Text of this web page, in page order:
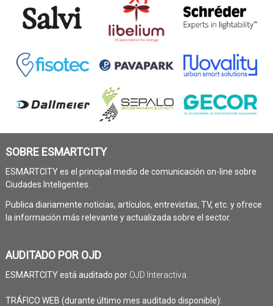
SOBRE ESMARTCITY
ESMARTCITY es el principal medio de comunicación on-line sobre
Ciudades Inteligentes.
Publica diariamente noticias, artículos, entrevistas, TV, etc. y ofrece
la información más relevante y actualizada sobre el sector.
AUDITADO POR OJD
ESMARTCITY está auditado por OJD Interactiva
TRÁFICO WEB (durante último mes auditado disponible):